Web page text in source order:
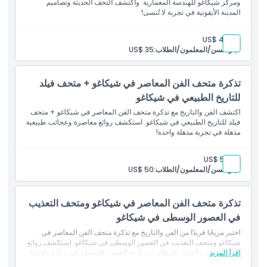
كيفية الاسترداد
سياسة الإلغاء
المدينة الأيقونية في تجربة لا تُنسى!
بالغ:
US$ 40
كبار السن/المعلمون/الطلاب:US$ 35
تذكرة متحف الفن المعاصر في شيكاغو + متحف فيلد
للتاريخ الطبيعي في شيكاغو
اكتشف الفن والتاريخ مع تذكرة متحف الفن المعاصر في شيكاغو + متحف
فيلد للتاريخ الطبيعي في شيكاغو. استكشف روائع معاصرة وعجائب طبيعية
مذهلة في تجربة مذهلة واحدة!
بالغ:
US$ 52
كبار السن/المعلمون/الطلاب:US$ 50
تذكرة متحف الفن المعاصر في شيكاغو ومتحف التعذيب
في العصور الوسطى في شيكاغو
اختبر مزيجًا فريدًا من الفن والتاريخ مع تذكرة متحف الفن المعاصر في
شيكاغو ومتحف التعذيب في العصور الوسطى في شيكاغو. استكشف روائع
الفن الحديث والجانب المظلم من تاريخ العصور الوسطى في زيارة واحدة!
اقرأ المزيد